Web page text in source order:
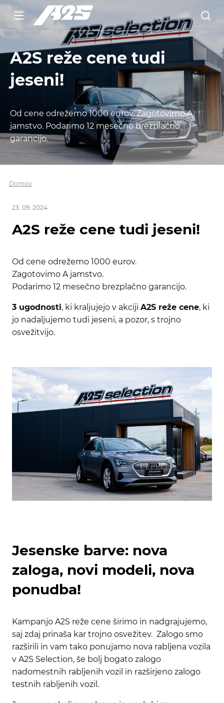
A2S reže cene tudi
jeseni!
Od cene odrežemo 1000 eurov. Zagotovimo A
jamstvo. Podarimo 12 mesečno brezplačno
garancijo.
Domov
23. 09. 2024
A2S reže cene tudi jeseni!
Od cene odrežemo 1000 eurov.
Zagotovimo A jamstvo.
Podarimo 12 mesečno brezplačno garancijo.
3 ugodnosti, ki kraljujejo v akciji A2S reže cene, ki
jo nadaljujemo tudi jeseni, a pozor, s trojno
osvežitvijo.
Jesenske barve: nova
zaloga, novi modeli, nova
ponudba!
Kampanjo A2S reže cene širimo in nadgrajujemo,
saj zdaj prinaša kar trojno osvežitev. Zalogo smo
razširili in vam tako ponujamo nova rabljena vozila
v A2S Selection, še bolj bogato zalogo
nadomestnih rabljenih vozil in razširjeno zalogo
testnih rabljenih vozil.